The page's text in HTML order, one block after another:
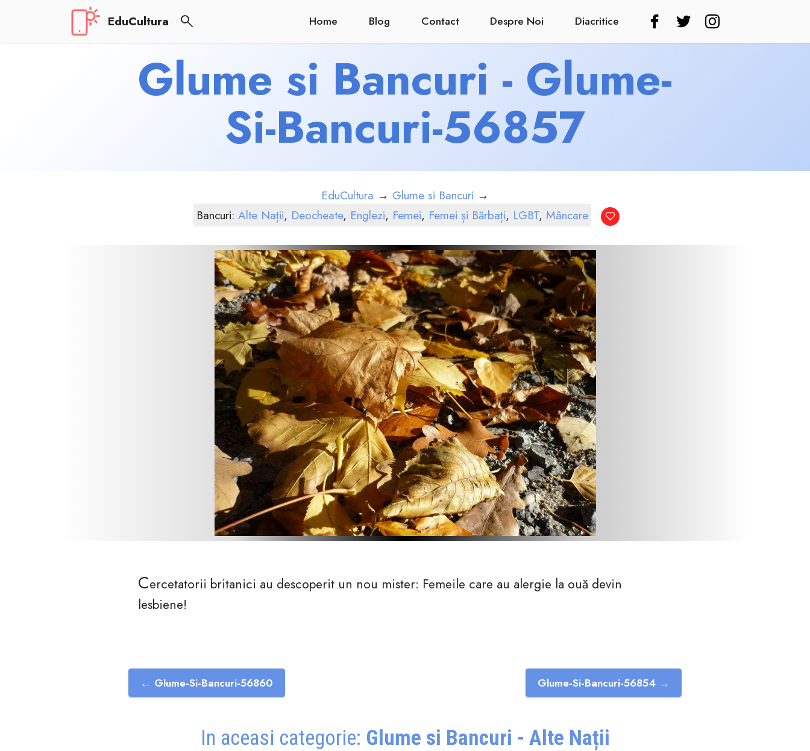
EduCultura Home Blog Contact Despre Noi Diacritice
Glume si Bancuri - Glume-
Si-Bancuri-56857
EduCultura → Glume si Bancuri →
Bancuri: Alte Nații, Deocheate, Englezi, Femei, Femei și Bărbați, LGBT, Mâncare
Cercetatorii britanici au descoperit un nou mister: Femeile care au alergie la ouă devin
lesbiene!
← Glume-Si-Bancuri-56860 Glume-Si-Bancuri-56854 →
In aceasi categorie: Glume si Bancuri - Alte Nații